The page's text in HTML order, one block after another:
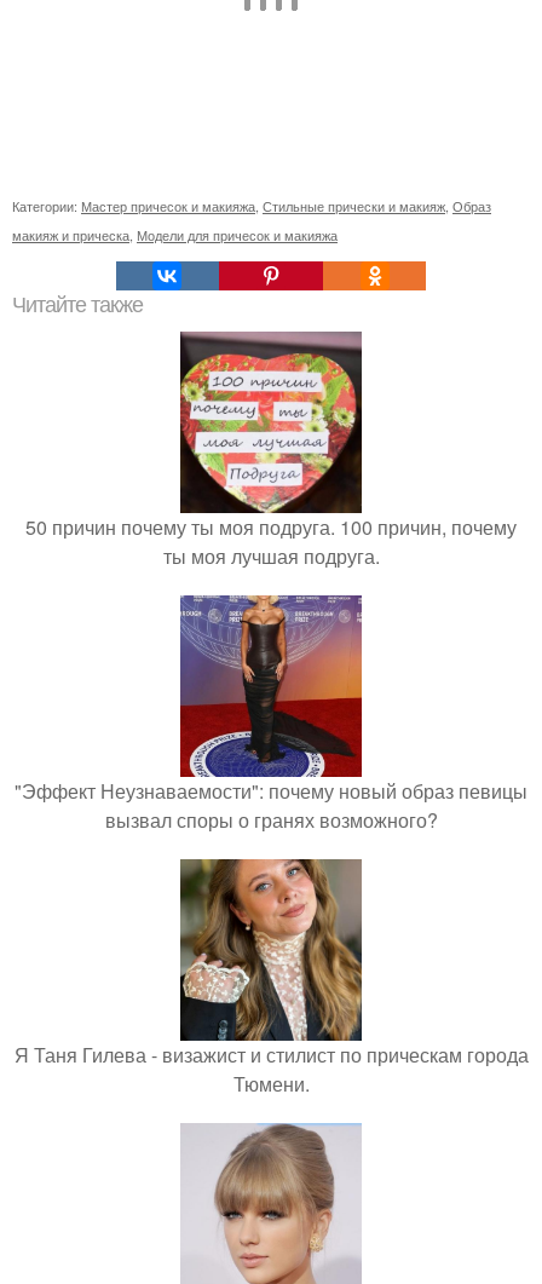
Категории: Мастер причесок и макияжа Стильные прически и макияж Образ
макияж и прическа Модели для причесок и макияжа
Читайте также
50 причин почему ты моя подруга. 100 причин, почему
ты моя лучшая подруга.
"Эффект Неузнаваемости": почему новый образ певицы
вызвал споры о гранях возможного?
Я Таня Гилева - визажист и стилист по прическам города
Тюмени.